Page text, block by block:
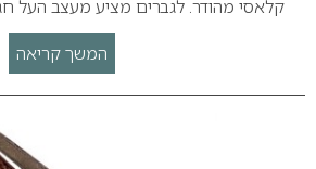
קלאסי מהודר. לגברים מציע מעצב העל
המשך קריאה